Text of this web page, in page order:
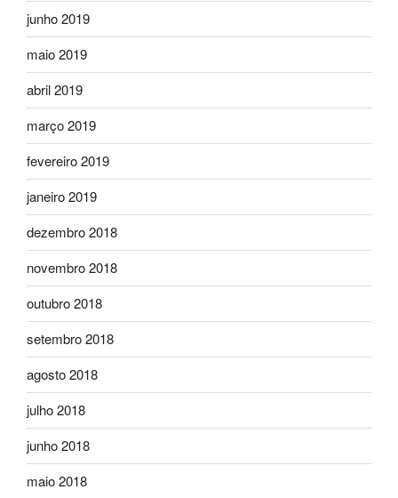
junho 2019
maio 2019
abril 2019
março 2019
fevereiro 2019
janeiro 2019
dezembro 2018
novembro 2018
outubro 2018
setembro 2018
agosto 2018
julho 2018
junho 2018
maio 2018